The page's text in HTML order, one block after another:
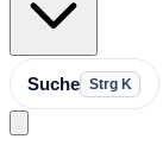
Suche Strg K